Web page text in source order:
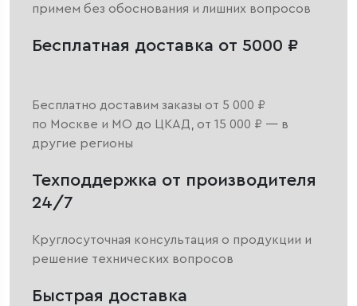
примем без обоснования и лишних вопросов
Бесплатная доставка от 5000 ₽
Бесплатно доставим заказы от 5 000 ₽
по Москве и МО до ЦКАД, от 15 000 ₽ — в
другие регионы
Техподдержка от производителя
24/7
Круглосуточная консультация о продукции и
решение технических вопросов
Быстрая доставка